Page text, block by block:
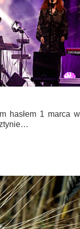
hasłem 1 marca w